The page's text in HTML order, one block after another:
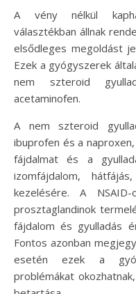
A vény nélkül
választékban állnak
elsődleges megoldást
Ezek a gyógyszerek
nem szteroid
acetaminofen.
A nem szteroid
ibuprofen és a
fájdalmat és a
izomfájdalom,
kezelésére. A
prosztaglandinok
fájdalom és gyulladás
Fontos azonban
esetén ezek a
problémákat